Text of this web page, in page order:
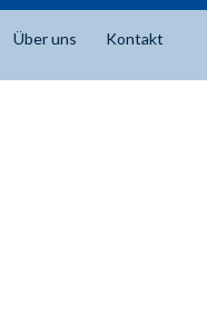
Über uns Kontakt